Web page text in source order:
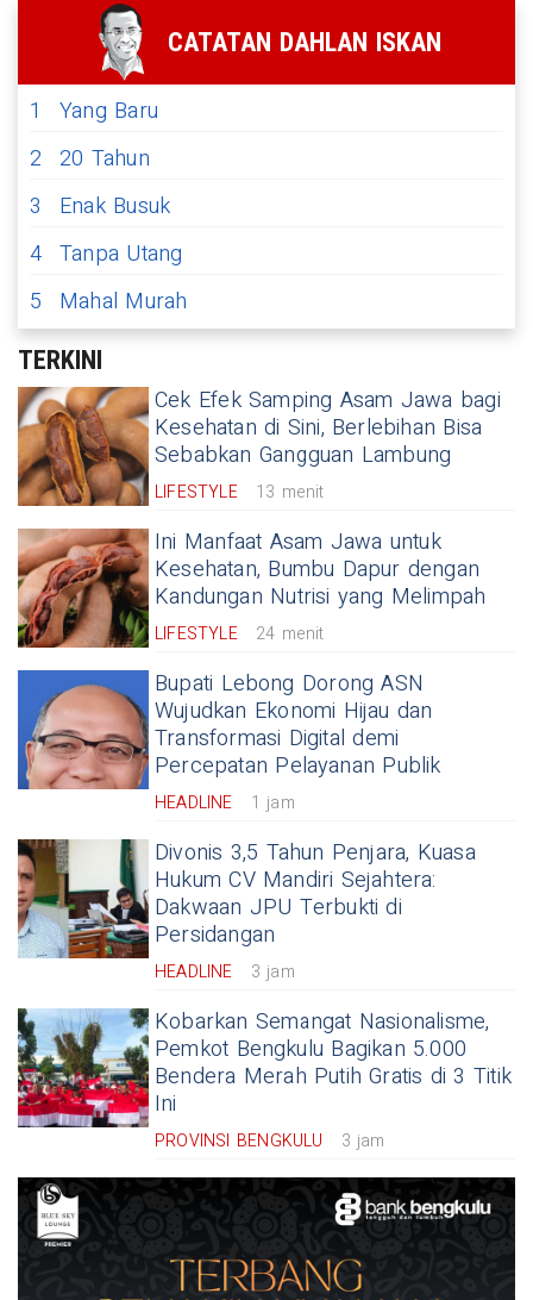
CATATAN DAHLAN ISKAN
1
Yang Baru
2 20 Tahun
3
Enak Busuk
4 Tanpa Utang
5
Mahal Murah
TERKINI
Cek Efek Samping Asam Jawa bagi
Kesehatan di Sini, Berlebihan Bisa
Sebabkan Gangguan Lambung
LIFESTYLE 13 menit
Ini Manfaat Asam Jawa untuk
Kesehatan, Bumbu Dapur dengan
Kandungan Nutrisi yang Melimpah
LIFESTYLE 24 menit
Bupati Lebong Dorong ASN
Wujudkan Ekonomi Hijau dan
Transformasi Digital demi
Percepatan Pelayanan Publik
HEADLINE 1 jam
Divonis 3,5 Tahun Penjara, Kuasa
Hukum CV Mandiri Sejahtera:
Dakwaan JPU Terbukti di
Persidangan
HEADLINE 3 jam
Kobarkan Semangat Nasionalisme,
Pemkot Bengkulu Bagikan 5.000
Bendera Merah Putih Gratis di 3 Titik
Ini
PROVINSI BENGKULU 3 jam